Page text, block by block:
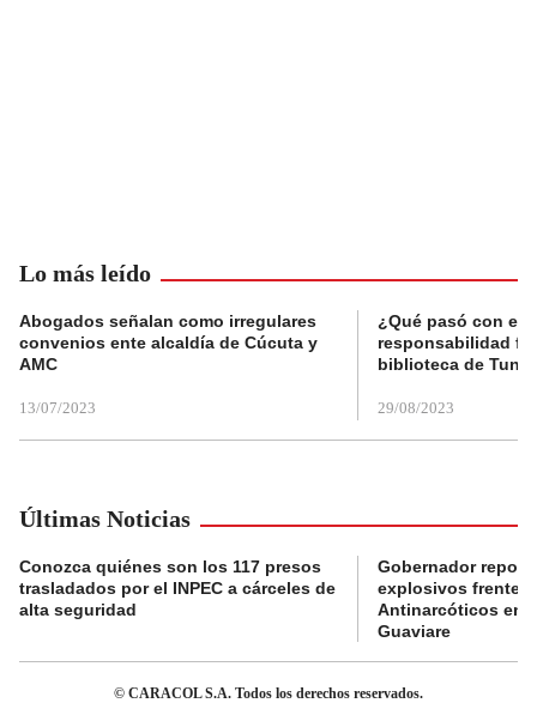
Lo más leído
Abogados señalan como irregulares
convenios ente alcaldía de Cúcuta y
AMC
13/07/2023
¿Qué pasó con el
responsabilidad
biblioteca de
29/08/2023
Últimas Noticias
Conozca quiénes son los 117 presos
trasladados por el INPEC a cárceles de
alta seguridad
Gobernador
explosivos frente a
Antinarcóticos en
Guaviare
© CARACOL S.A. Todos los derechos reservados.